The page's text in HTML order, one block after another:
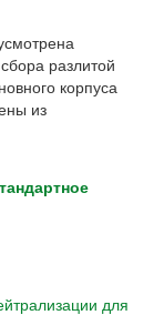
разлитой
корпуса
из
для